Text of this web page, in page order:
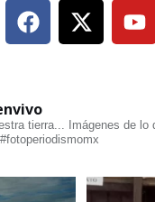
tierra... Imágenes de lo